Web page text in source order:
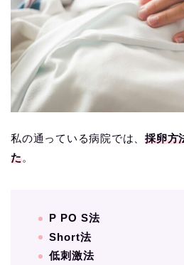
私の通っている病院では、採卵方
た。
P PO S法
Short法
低刺激法